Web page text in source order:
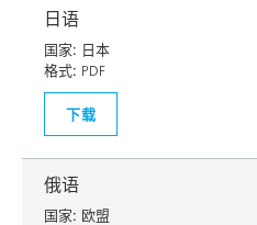
日语
国家: 日本
格式: PDF
下载
俄语
国家: 欧盟